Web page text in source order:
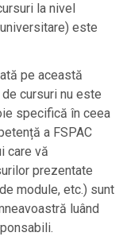
la nivel
este
pe această
cursuri nu este
specifică în ceea
a FSPAC
care vă
prezentate
module, etc.) sunt
luând